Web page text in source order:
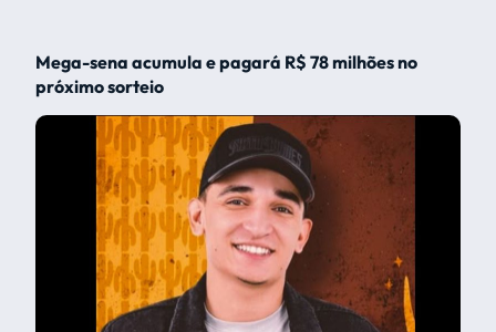
Mega-sena acumula e pagará R$ 78 milhões no
próximo sorteio